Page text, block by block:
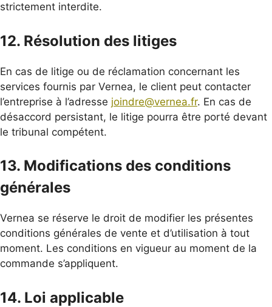
strictement interdite.
12. Résolution des litiges
En cas de litige ou de réclamation concernant les
services fournis par Vernea, le client peut contacter
l’entreprise à l’adresse joindre@vernea.fr. En cas de
désaccord persistant, le litige pourra être porté devant
le tribunal compétent.
13. Modifications des conditions
générales
Vernea se réserve le droit de modifier les présentes
conditions générales de vente et d’utilisation à tout
moment. Les conditions en vigueur au moment de la
commande s’appliquent.
14. Loi applicable